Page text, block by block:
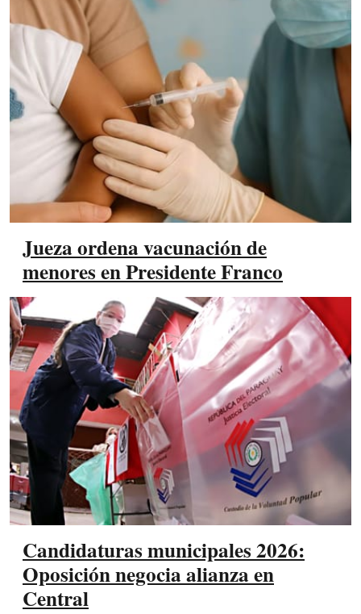
Jueza ordena vacunación de
menores en Presidente Franco
Candidaturas municipales 2026:
Oposición negocia alianza en
Central